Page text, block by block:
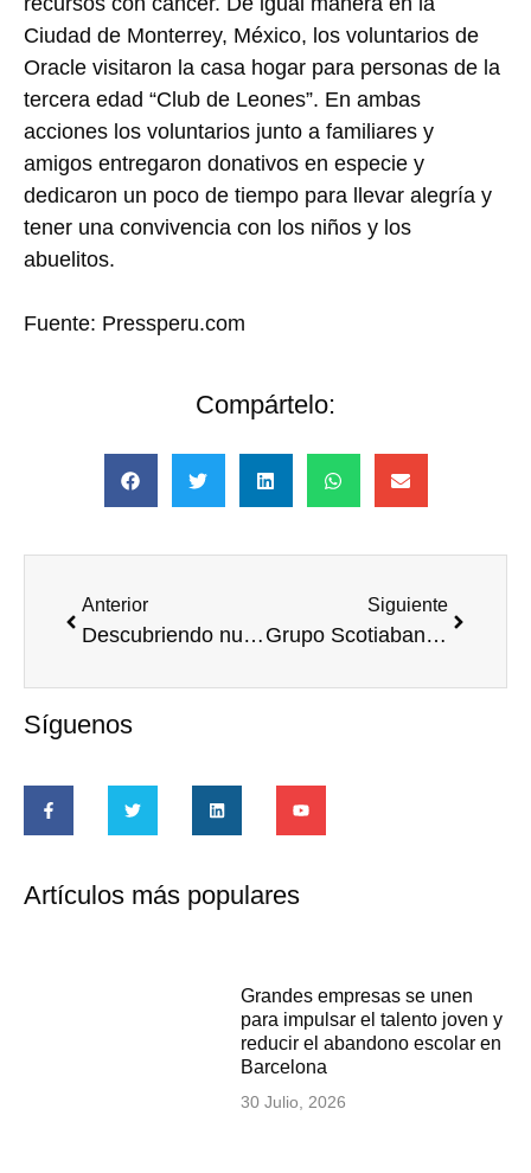
Ciudad de Monterrey, México, los voluntarios de
Oracle visitaron la casa hogar para personas de la
tercera edad “Club de Leones”. En ambas
acciones los voluntarios junto a familiares y
amigos entregaron donativos en especie y
dedicaron un poco de tiempo para llevar alegría y
tener una convivencia con los niños y los
abuelitos.
Fuente: Pressperu.com
Compártelo:
Anterior
Descubriendo nuestro hábitat. La vegetación del Mijares
Siguiente
Grupo Scotiabank mejora condiciones de vida de familias en extrema pobreza
Síguenos
Artículos más populares
Grandes empresas se unen
para impulsar el talento joven y
reducir el abandono escolar en
Barcelona
30 Julio, 2026